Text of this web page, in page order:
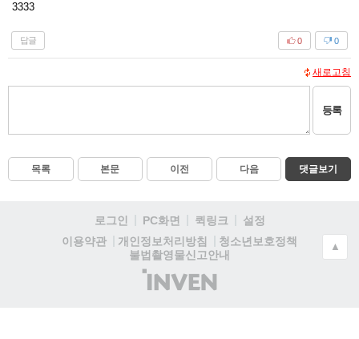
3333
답글 0
0
새로고침
등록
목록 본문 이전 다음 댓글보기
로그인 PC화면 퀵링크
설정
이용약관
개인정보처리방침
청소년보호정책
불법촬영물신고안내
(주)
인
▲